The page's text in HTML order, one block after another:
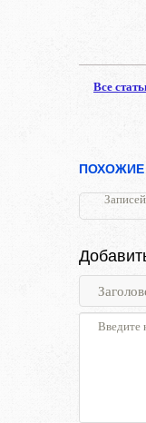
Все
ПОХОЖИЕ